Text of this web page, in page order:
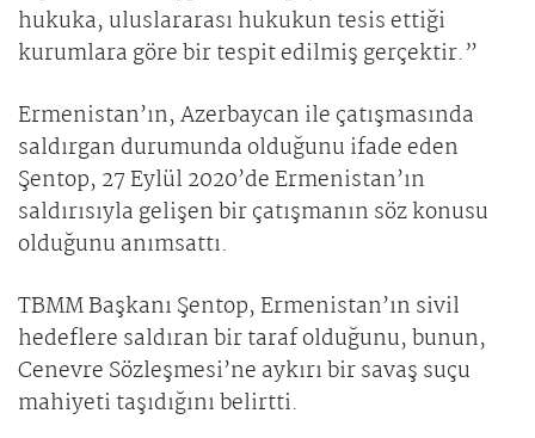
hukuka, uluslararası hukukun tesis ettiği
kurumlara göre bir tespit edilmiş gerçektir.”
Ermenistan’ın, Azerbaycan ile çatışmasında
saldırgan durumunda olduğunu ifade eden
Şentop, 27 Eylül 2020’de Ermenistan’ın
saldırısıyla gelişen bir çatışmanın söz konusu
olduğunu anımsattı.
TBMM Başkanı Şentop, Ermenistan’ın sivil
hedeflere saldıran bir taraf olduğunu, bunun,
Cenevre Sözleşmesi’ne aykırı bir savaş suçu
mahiyeti taşıdığını belirtti.